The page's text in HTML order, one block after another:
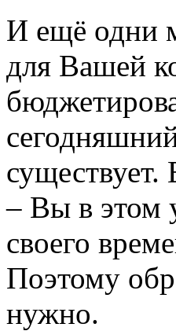
И ещё одни
для Вашей
существует.
– Вы в этом
своего
Поэтому
нужно.